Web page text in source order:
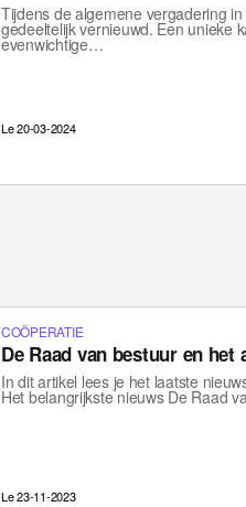
Tijdens de algemene vergadering
gedeeltelijk vernieuwd. Een unieke
evenwichtige…
Le 20-03-2024
COÖPERATIE
De Raad van bestuur en
In dit artikel lees je het laatste
Het belangrijkste nieuws De Raad
Le 23-11-2023